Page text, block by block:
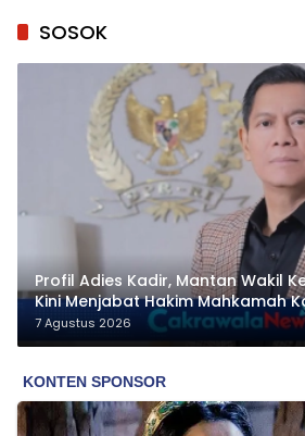
SOSOK
Profil Adies Kadir, Mantan Wakil
Kini Menjabat Hakim Mahkamah
7 Agustus 2026